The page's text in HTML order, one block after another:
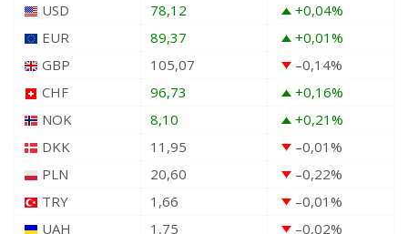
USD
78,12 +0,04%
EUR
89,37 +0,01%
GBP
105,07 –0,14%
CHF
96,73 +0,16%
NOK
8,10 +0,21%
DKK
11,95 –0,01%
PLN
20,60 –0,22%
TRY
1,66 –0,01%
UAH
1,75 –0,02%